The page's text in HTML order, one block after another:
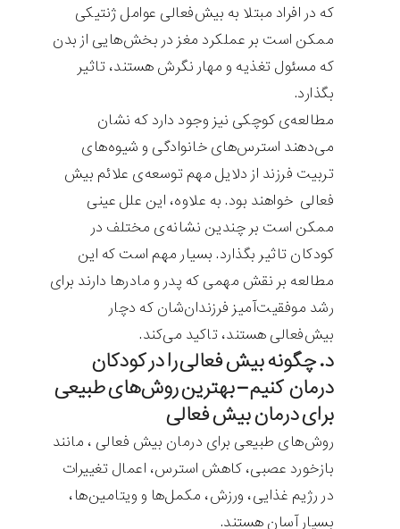
که در افراد مبتلا به بیش‌فعالی عوامل ژنتیکی
ممکن است بر عملکرد مغز در بخش‌هایی از بدن
که مسئول تغذیه و مهار نگرش هستند، تاثیر
بگذارد.
مطالعه‌ی کوچکی نیز وجود دارد که نشان
می‌دهند استرس‌های خانوادگی و شیوه‌های
تربیت فرزند از دلایل مهم توسعه‌ی علائم بیش
فعالی خواهند بود. به علاوه، این علل عینی
ممکن است بر چندین نشانه‌ی مختلف در
کودکان تاثیر بگذارد. بسیار مهم است که این
مطالعه بر نقش مهمی که پدر و مادرها دارند برای
رشد موفقیت‌آمیز فرزندان‌شان که دچار
بیش‌فعالی هستند، تاکید می‌کند.
د. چگونه بیش فعالی را در کودکان
درمان کنیم – بهترین روش‌های طبیعی
برای درمان بیش فعالی
روش‌های طبیعی برای درمان بیش فعالی ، مانند
بازخورد عصبی، کاهش استرس، اعمال تغییرات
در رژیم غذایی، ورزش، مکمل‌ها و ویتامین‌ها،
بسیار آسان هستند.